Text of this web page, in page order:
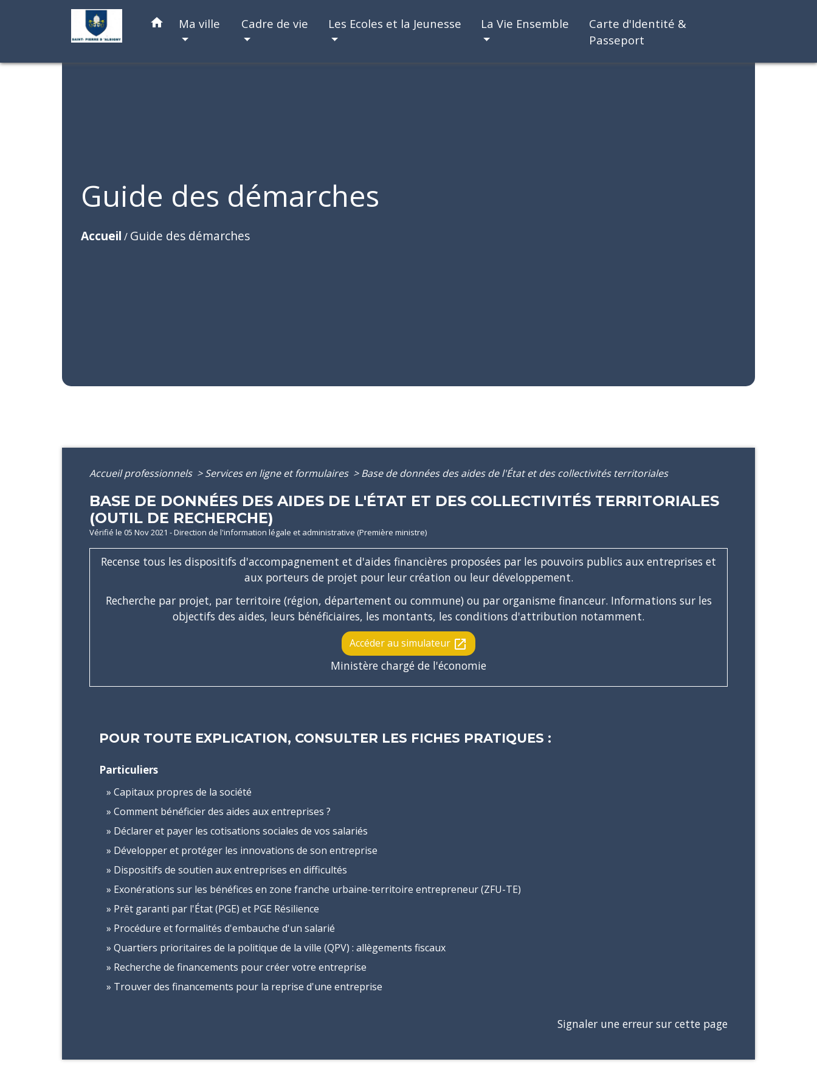
home Ma ville Cadre de vie Les Ecoles et la Jeunesse La Vie Ensemble
Carte d'Identité &
Passeport
Guide des démarches
Accueil / Guide des démarches
Accueil professionnels > Services en ligne et formulaires > Base de données des aides de l'État et des collectivités territoriales
BASE DE DONNÉES DES AIDES DE L'ÉTAT ET DES COLLECTIVITÉS TERRITORIALES
(OUTIL DE RECHERCHE)
Vérifié le 05 Nov 2021 - Direction de l'information légale et administrative (Première ministre)
Recense tous les dispositifs d'accompagnement et d'aides financières proposées par les pouvoirs publics aux entreprises et
aux porteurs de projet pour leur création ou leur développement.
Recherche par projet, par territoire (région, département ou commune) ou par organisme financeur. Informations sur les
objectifs des aides, leurs bénéficiaires, les montants, les conditions d'attribution notamment.
Accéder au simulateur open_in_new
Ministère chargé de l'économie
POUR TOUTE EXPLICATION, CONSULTER LES FICHES PRATIQUES :
Particuliers
Capitaux propres de la société
Comment bénéficier des aides aux entreprises ?
Déclarer et payer les cotisations sociales de vos salariés
Développer et protéger les innovations de son entreprise
Dispositifs de soutien aux entreprises en difficultés
Exonérations sur les bénéfices en zone franche urbaine-territoire entrepreneur (ZFU-TE)
Prêt garanti par l'État (PGE) et PGE Résilience
Procédure et formalités d'embauche d'un salarié
Quartiers prioritaires de la politique de la ville (QPV) : allègements fiscaux
Recherche de financements pour créer votre entreprise
Trouver des financements pour la reprise d'une entreprise
Signaler une erreur sur cette page